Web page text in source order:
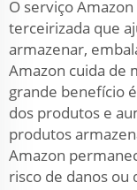
O serviço
terceirizada que
armazenar,
Amazon cuida de
grande benefício
dos produtos e
produtos
Amazon
risco de danos